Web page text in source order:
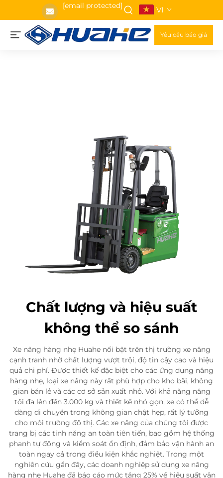
[email protected] VI
Yêu cầu báo giá
Chất lượng và hiệu suất
không thể so sánh
Xe nâng hàng nhẹ Huahe nổi bật trên thị trường xe nâng
cạnh tranh nhờ chất lượng vượt trội, độ tin cậy cao và hiệu
quả chi phí. Được thiết kế đặc biệt cho các ứng dụng nâng
hàng nhẹ, loại xe nâng này rất phù hợp cho kho bãi, không
gian bán lẻ và các cơ sở sản xuất nhỏ. Với khả năng nâng
tối đa lên đến 3.000 kg và thiết kế nhỏ gọn, xe có thể dễ
dàng di chuyển trong không gian chật hẹp, rất lý tưởng
cho môi trường đô thị. Các xe nâng của chúng tôi được
trang bị các tính năng an toàn tiên tiến, bao gồm hệ thống
phanh tự động và kiểm soát ổn định, đảm bảo vận hành an
toàn ngay cả trong điều kiện khắc nghiệt. Trong một
nghiên cứu gần đây, các doanh nghiệp sử dụng xe nâng
hàng nhẹ Huahe đã báo cáo mức tăng 25% về hiệu suất vận